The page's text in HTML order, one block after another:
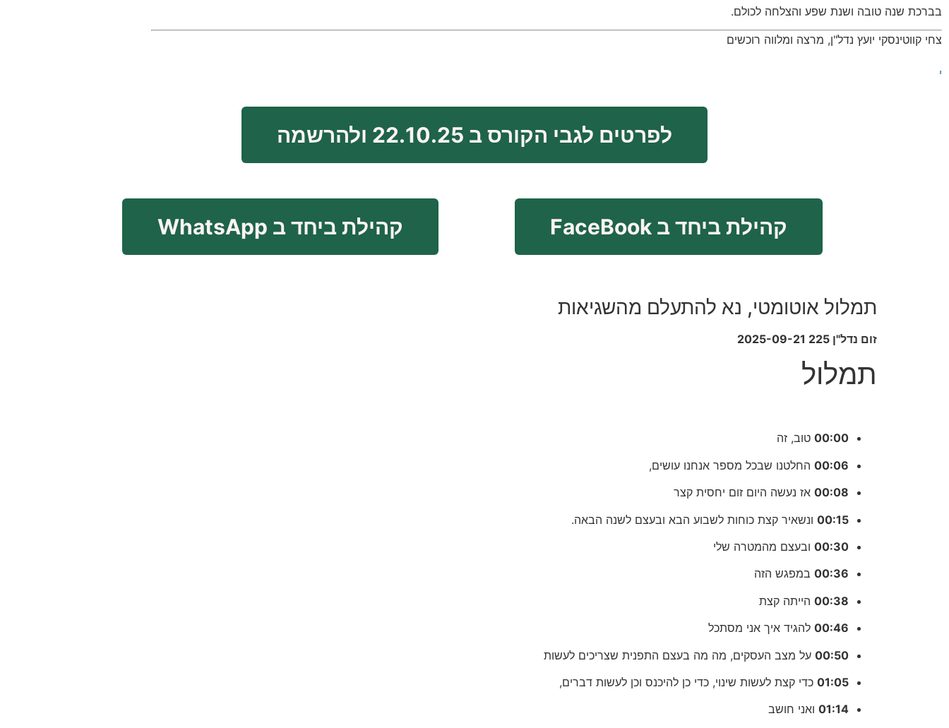
בברכת שנה טובה ושנת שפע והצלחה לכולם.
צחי קווטינסקי יועץ נדל"ן, מרצה ומלווה רוכשים
י
לפרטים לגבי הקורס ב 22.10.25 ולהרשמה
קהילת ביחד ב FaceBook קהילת ביחד ב WhatsApp
תמלול אוטומטי, נא להתעלם מהשגיאות
זום נדל"ן 225 2025-09-21
תמלול
00:00 טוב, זה
00:06 החלטנו שבכל מספר אנחנו עושים,
00:08 אז נעשה היום זום יחסית קצר
00:15 ונשאיר קצת כוחות לשבוע הבא ובעצם לשנה הבאה.
00:30 ובעצם מהמטרה שלי
00:36 במפגש הזה
00:38 הייתה קצת
00:46 להגיד איך אני מסתכל
00:50 על מצב העסקים, מה מה בעצם התפנית שצריכים לעשות
01:05 כדי קצת לעשות שינוי, כדי כן להיכנס וכן לעשות דברים,
01:14 ואני חושב